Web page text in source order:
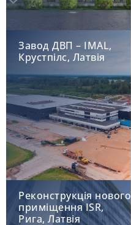
Завод ДВП – IMAL,
Крустпілс, Латвія
Реконструкція нового
приміщення ISR,
Рига, Латвія